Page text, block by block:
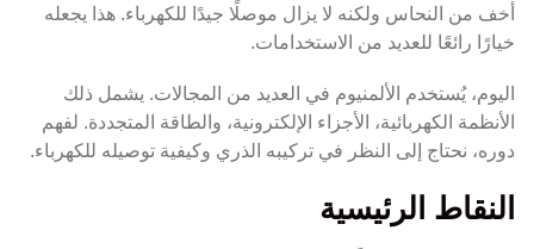
أخف من النحاس ولكنه لا يزال موصلًا جيدًا للكهرباء. هذا يجعله
خيارًا رائعًا للعديد من الاستخدامات.
اليوم، يُستخدم الألمنيوم في العديد من المجالات. يشمل ذلك
الأنظمة الكهربائية، الأجزاء الإلكترونية، والطاقة المتجددة. لفهم
دوره، نحتاج إلى النظر في تركيبه الذري وكيفية توصيله للكهرباء.
النقاط الرئيسية